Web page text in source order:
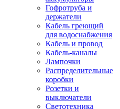
Гофротруба и
держатели
Кабель греющий
для водоснабжения
Кабель и провод
Кабель-каналы
Лампочки
Распределительные
коробки
Розетки и
выключатели
Светотехника